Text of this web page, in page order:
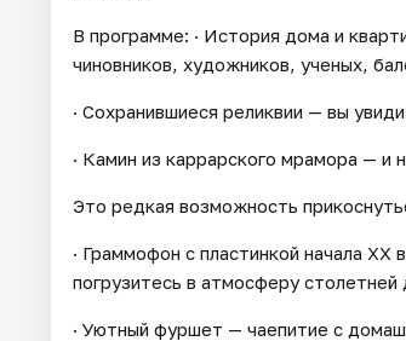
В программе: · История дома и
чиновников, художников, ученых,
· Сохранившиеся реликвии — вы
· Камин из каррарского мрамора — и
Это редкая возможность
· Граммофон с пластинкой начала
погрузитесь в атмосферу столетней
· Уютный фуршет — чаепитие с